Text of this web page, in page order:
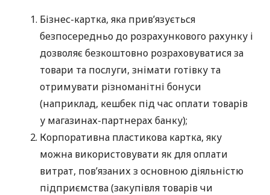
Бізнес-картка, яка прив’язується
безпосередньо до розрахункового рахунку і
дозволяє безкоштовно розраховуватися за
товари та послуги, знімати готівку та
отримувати різноманітні бонуси
(наприклад, кешбек під час оплати товарів
у магазинах-партнерах банку);
Корпоративна пластикова картка, яку
можна використовувати як для оплати
витрат, пов’язаних з основною діяльністю
підприємства (закупівля товарів чи